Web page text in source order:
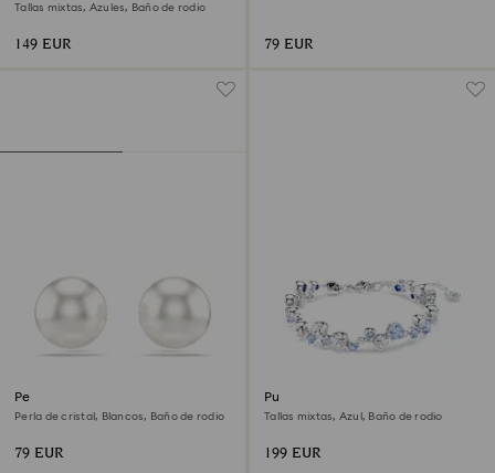
Tallas mixtas, Azules, Baño de rodio
149 EUR 79 EUR
Pendientes de botón Matrix
Perla de cristal, Blancos, Baño de rodio
79 EUR
Pulsera Constella
Tallas mixtas, Azul, Baño de rodio
199 EUR